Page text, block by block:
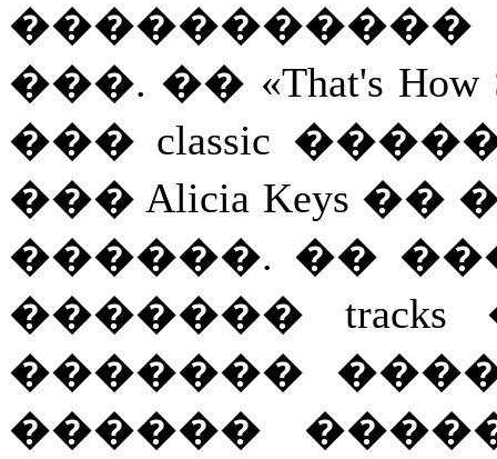
���. �� «That's How
��� classic
��� Alicia Keys
������. ��
�������
�������
������